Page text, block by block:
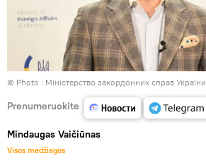
© Photo : Міністерство закордонних справ України
Prenumeruokite
Mindaugas Vaičiūnas
Visos medžiagos